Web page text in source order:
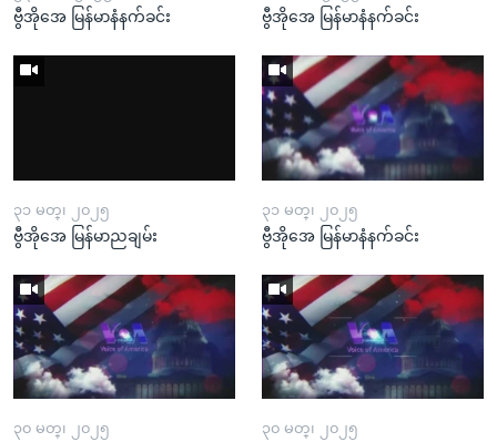
ဗွီအိုအေ မြန်မာနံနက်ခင်း ဗွီအိုအေ မြန်မာနံနက်ခင်း
၃၁ မတ္၊ ၂၀၂၅
ဗွီအိုအေ မြန်မာညချမ်း
၃၁ မတ္၊ ၂၀၂၅
ဗွီအိုအေ မြန်မာနံနက်ခင်း
၃၀ မတ္၊ ၂၀၂၅ ၃၀ မတ္၊ ၂၀၂၅